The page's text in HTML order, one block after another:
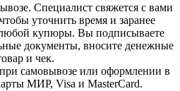
Специалист свяжется с вами
уточнить время и заранее
любой купюры. Вы подписываете
документы, вносите денежные
и чек.
самовывозе или оформлении в
МИР, Visa и MasterCard.